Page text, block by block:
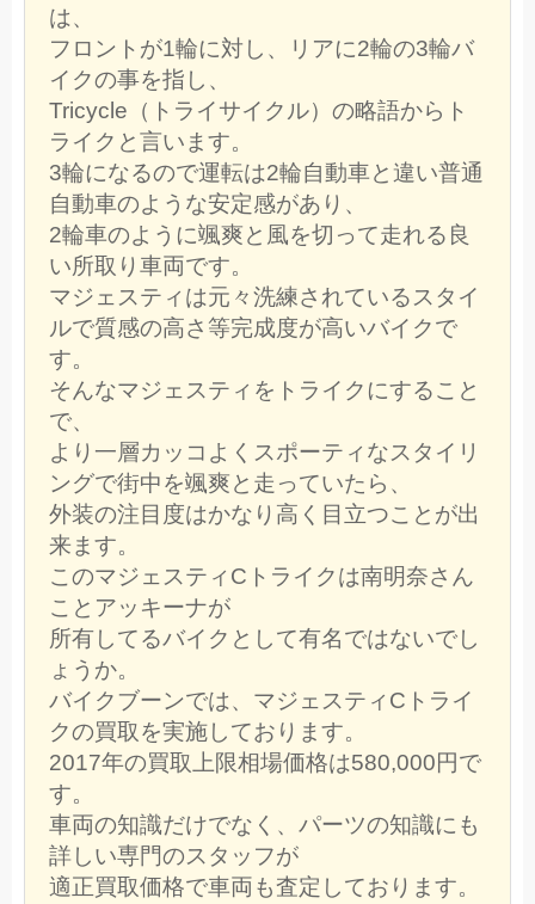
は、
フロントが1輪に対し、リアに2輪の3輪バ
イクの事を指し、
Tricycle（トライサイクル）の略語からト
ライクと言います。
3輪になるので運転は2輪自動車と違い普通
自動車のような安定感があり、
2輪車のように颯爽と風を切って走れる良
い所取り車両です。
マジェスティは元々洗練されているスタイ
ルで質感の高さ等完成度が高いバイクで
す。
そんなマジェスティをトライクにすること
で、
より一層カッコよくスポーティなスタイリ
ングで街中を颯爽と走っていたら、
外装の注目度はかなり高く目立つことが出
来ます。
このマジェスティCトライクは南明奈さん
ことアッキーナが
所有してるバイクとして有名ではないでし
ょうか。
バイクブーンでは、マジェスティCトライ
クの買取を実施しております。
2017年の買取上限相場価格は580,000円で
す。
車両の知識だけでなく、パーツの知識にも
詳しい専門のスタッフが
適正買取価格で車両も査定しております。